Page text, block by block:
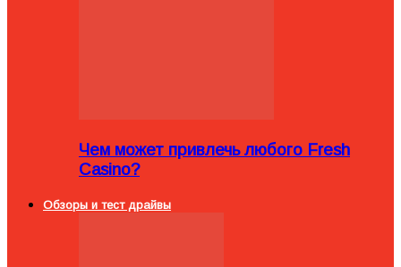
Чем может привлечь любого Fresh
Casino?
Обзоры и тест драйвы